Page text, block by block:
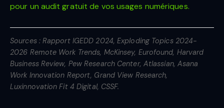
pour un audit gratuit de vos usages numériques.
Sources : Rapport IGEDD 2024, Exploding Topics 2024-
2026 Remote Work Trends, McKinsey, Eurofound, Harvard
Business Review, Pew Research Center, Atlassian, Asana
Work Innovation Report, Grand View Research,
Luxinnovation Fit 4 Digital, CSSF.